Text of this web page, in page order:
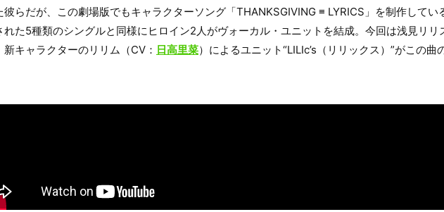
彼らだが、この劇場版でもキャラクターソング「THANKSGIVING ≡ LYRICS」を制作してい
れた5種類のシングルと同様にヒロイン2人がヴォーカル・ユニットを結成。今回は浅見リリ
新キャラクターのリリム（CV： 日高里菜）によるユニット“LILIc’s（リリックス）”がこの曲